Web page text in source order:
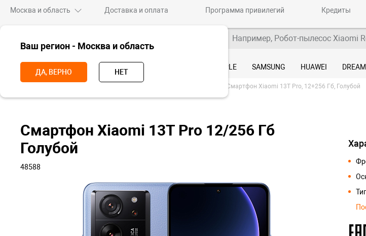
Москва и область
Ваш регион - Москва и область
ДА, ВЕРНО НЕТ
Доставка и оплата Программа привилегий Кредиты
Например, Робот-пылесос Xiaomi
СКИДКИ ПРЕМИУМ APPLE SAMSUNG HUAWEI
Смартфон Xiaomi 13T Pro, 12+256 Гб, Голубой
Смартфон Xiaomi 13T Pro 12/256 Гб
Голубой
48588